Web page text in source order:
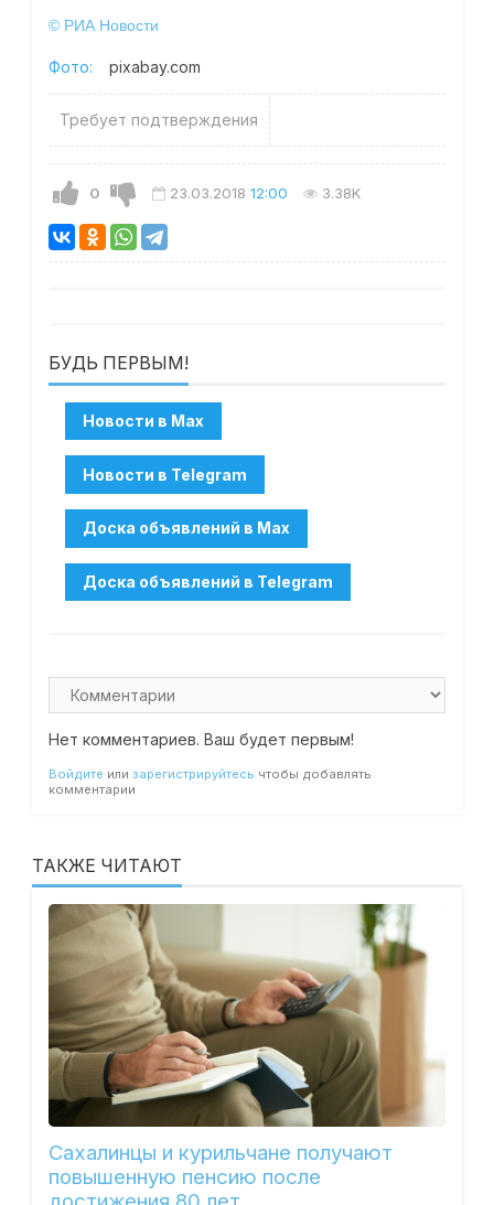
© РИА Новости
Фото: pixabay.com
Требует подтверждения
0 23.03.2018 12:00 3.38K
БУДЬ ПЕРВЫМ!
Нет комментариев. Ваш будет первым!
Войдите или зарегистрируйтесь чтобы добавлять
комментарии
ТАКЖЕ ЧИТАЮТ
Сахалинцы и курильчане получают
повышенную пенсию после